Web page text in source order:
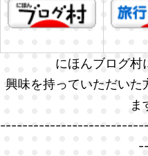
にほんブログ村
興味を持っていただいた
ま